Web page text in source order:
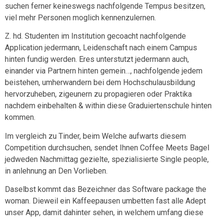
suchen ferner keineswegs nachfolgende Tempus besitzen,
viel mehr Personen moglich kennenzulernen.
Z. hd. Studenten im Institution gecoacht nachfolgende
Application jedermann, Leidenschaft nach einem Campus
hinten fundig werden. Eres unterstutzt jedermann auch,
einander via Partnern hinten gemein…, nachfolgende jedem
beistehen, umherwandern bei dem Hochschulausbildung
hervorzuheben, zigeunern zu propagieren oder Praktika
nachdem einbehalten & within diese Graduiertenschule hinten
kommen.
Im vergleich zu Tinder, beim Welche aufwarts diesem
Competition durchsuchen, sendet Ihnen Coffee Meets Bagel
jedweden Nachmittag gezielte, spezialisierte Single people,
in anlehnung an Den Vorlieben.
Daselbst kommt das Bezeichner das Software package the
woman. Dieweil ein Kaffeepausen umbetten fast alle Adept
unser App, damit dahinter sehen, in welchem umfang diese